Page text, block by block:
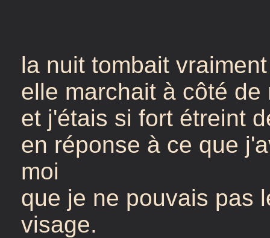
la nuit tombait
elle marchait à côté
et j'étais si fort étreint
en réponse à ce que
moi
que je ne pouvais pas
visage.